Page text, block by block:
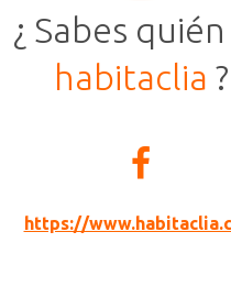
¿ Sabes
habitaclia ?
https://